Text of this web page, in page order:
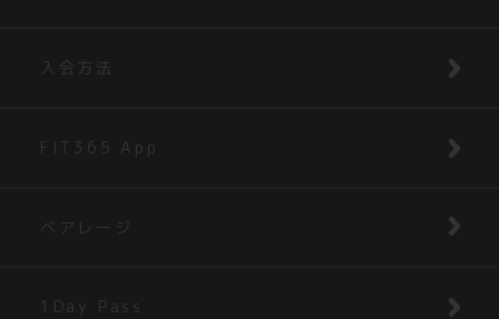
入会方法
FIT365 App
ベアレージ
1Day Pass